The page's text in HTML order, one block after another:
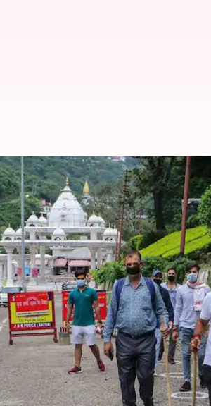
வைஷ்ணோ
pm
பாதுகாப்பு
பக்தர்களை ஈர்க்கும்